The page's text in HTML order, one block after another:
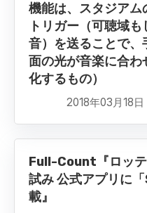
機能は、スタジア
トリガー（可聴域
音）を送ることで
面の光が音楽に合
化するもの）
2018年03月18日
Full-Count『ロッ
試み 公式アプリに
載』